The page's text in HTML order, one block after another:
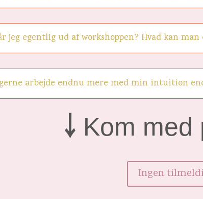
jeg egentlig ud af workshoppen? Hvad kan
arbejde endnu mere med min intuition
￬ Kom med
Ingen